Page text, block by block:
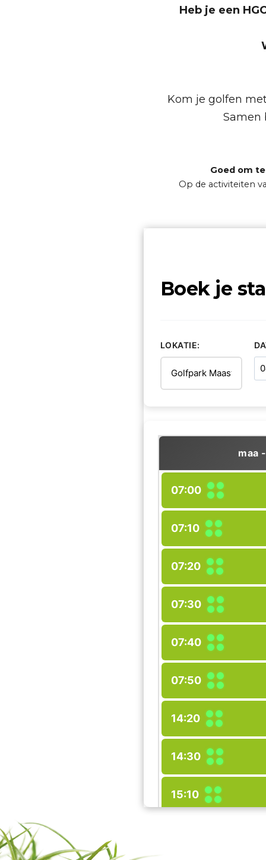
Heb je een
Kom je golfen
Samen
Goed om
Op de activiteiten
Boek je
LOKATIE:
maa
07:00
07:10
07:20
07:30
07:40
07:50
14:20
14:30
15:10